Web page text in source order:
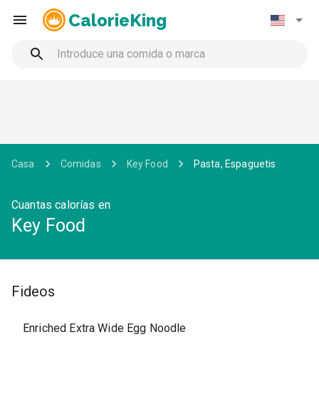
CalorieKing
Casa Comidas Key Food Pasta, Espaguetis
Cuantas calorías en
Key Food
Fideos
Enriched Extra Wide Egg Noodle